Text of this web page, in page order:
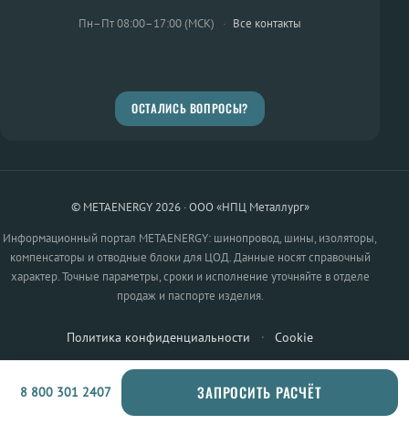
Пн–Пт 08:00–17:00 (МСК) · Все контакты
ОСТАЛИСЬ ВОПРОСЫ?
© METAENERGY 2026 · ООО «НПЦ Металлург»
Информационный портал METAENERGY: шинопровод, шины, изоляторы,
компенсаторы и отводные блоки для ЦОД. Данные носят справочный
характер. Точные параметры, сроки и исполнение уточняйте в отделе
продаж и паспорте изделия.
Политика конфиденциальности · Cookie
8 800 301 2407 ЗАПРОСИТЬ РАСЧЁТ